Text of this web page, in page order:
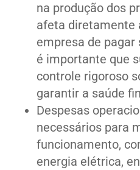
na produção dos
afeta diretamente
empresa de pagar
é importante que
controle rigoroso
garantir a saúde
Despesas
necessários para
funcionamento,
energia elétrica,